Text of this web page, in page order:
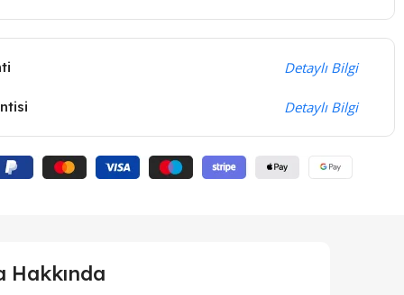
Detaylı Bilgi
Detaylı Bilgi
Hakkında